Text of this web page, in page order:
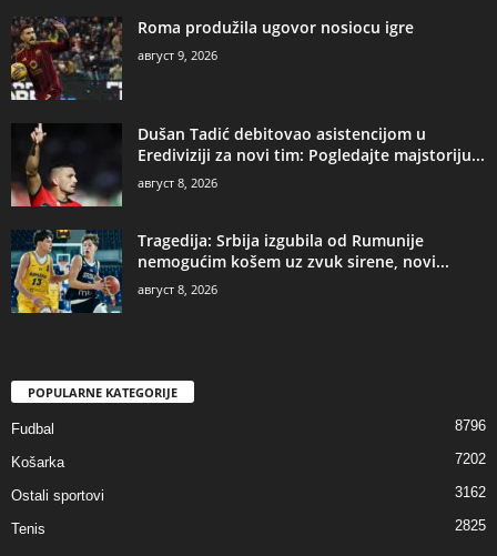
Roma produžila ugovor nosiocu igre
август 9, 2026
Dušan Tadić debitovao asistencijom u
Erediviziji za novi tim: Pogledajte majstoriju...
август 8, 2026
Tragedija: Srbija izgubila od Rumunije
nemogućim košem uz zvuk sirene, novi...
август 8, 2026
POPULARNE KATEGORIJE
Fudbal 8796
Košarka 7202
Ostali sportovi 3162
Tenis 2825